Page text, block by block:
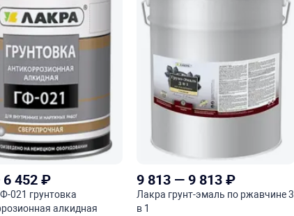
6 452₽
021 грунтовка
алкидная
9 813 — 9 813 ₽
Лакра грунт-эмаль по ржавчине 3
в 1